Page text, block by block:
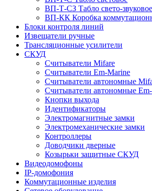
ВП-Т-СЗ Табло свето-звуковое
ВП-КК Коробка
Блоки контроля линий
Извещатели ручные
Трансляционные усилители
СКУД
Считыватели Mifare
Считыватели Еm-Marine
Считыватели автономные
Считыватели автономные
Кнопки выхода
Идентификаторы
Электромагнитные замки
Электромеханические замки
Контроллеры
Доводчики дверные
Козырьки защитные СКУД
Видеодомофоны
IP-домофония
Коммутационные изделия